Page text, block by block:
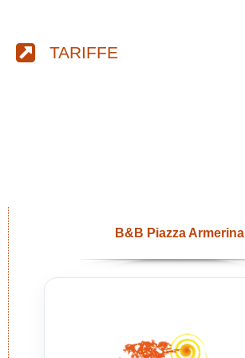
TARIFFE
B&B Piazza Armerina